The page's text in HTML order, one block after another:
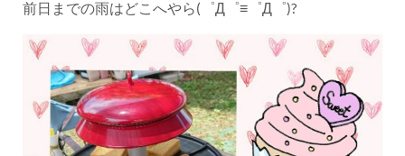
前日までの雨はどこへやら(゜Д゜≡゜Д゜)?